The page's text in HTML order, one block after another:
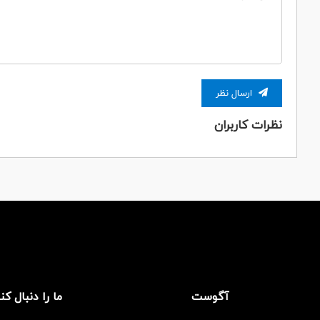
ارسال نظر
نظرات کاربران
آگوست ما را دنبال